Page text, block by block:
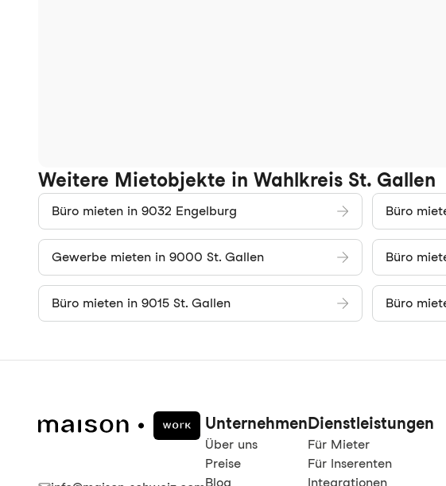
Weitere Mietobjekte in Wahlkreis St. Gallen
Büro mieten in 9032 Engelburg Büro
Gewerbe mieten in 9000 St. Gallen Büro
Büro mieten in 9015 St. Gallen Büro
Unternehmen
Über uns
Preise
Blog
Dienstleistungen
Für Mieter
Für Inserenten
Integrationen